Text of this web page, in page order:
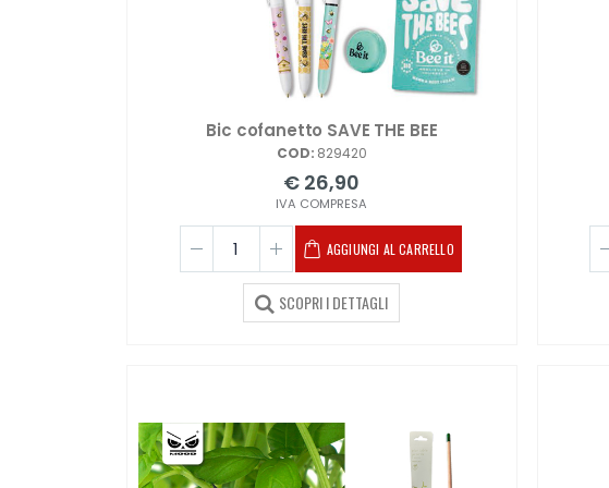
Bic cofanetto SAVE THE BEE
COD: 829420
€ 26,90
IVA COMPRESA
AGGIUNGI AL CARRELLO
SCOPRI I DETTAGLI